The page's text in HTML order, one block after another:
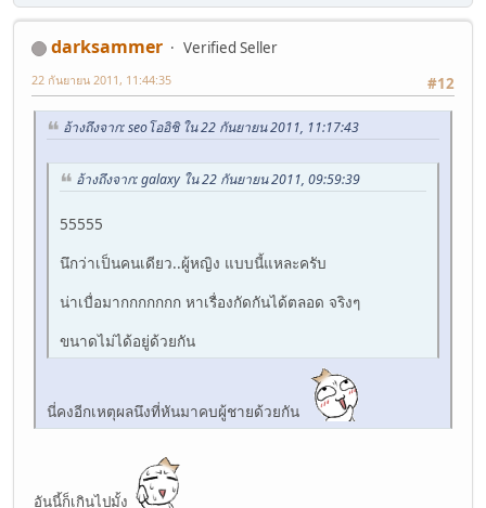
darksammer
Verified Seller
#12
22 กันยายน 2011, 11:44:35
อ้างถึงจาก: seoโออิชิ ใน 22 กันยายน 2011, 11:17:43
อ้างถึงจาก: galaxy ใน 22 กันยายน 2011, 09:59:39
55555
นึกว่าเป็นคนเดียว..ผู้หญิง แบบนี้แหละครับ
น่าเบื่อมากกกกกกก หาเรื่องกัดกันได้ตลอด จริงๆ
ขนาดไม่ได้อยู่ด้วยกัน
นี่คงอีกเหตุผลนึงที่หันมาคบผู้ชายด้วยกัน
อันนี้ก็เกินไปมั้ง